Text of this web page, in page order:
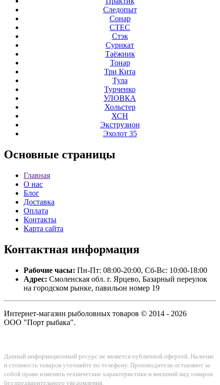
Следопыт
Сонар
СТЕС
Стэк
Сурикат
Таёжник
Тонар
Три Кита
Тула
Турченко
УЛОВКА
Хольстер
ХСН
Экструзион
Эхолот 35
Основные страницы
Главная
О нас
Блог
Доставка
Оплата
Контакты
Карта сайта
Контактная информация
Рабочие часы: Пн-Пт: 08:00-20:00, Сб-Вс: 10:00-18:00
Адрес: Смоленская обл. г. Ярцево, Базарный переулок
на городском рынке, павильон номер 19
Интернет-магазин рыболовных товаров © 2014 - 2026
ООО "Порт рыбака".
Данный информационный ресурс не является публичной офертой. Наличие
и стоимость товаров уточняйте по телефону. Производители оставляют за
собой право изменять технические характеристики и внешний вид товаров
без предварительного уведомления.